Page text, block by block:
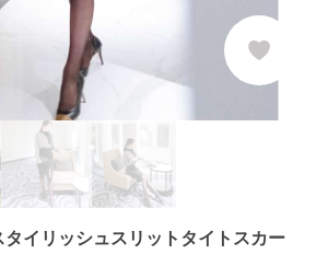
タイリッシュスリットタイトスカー